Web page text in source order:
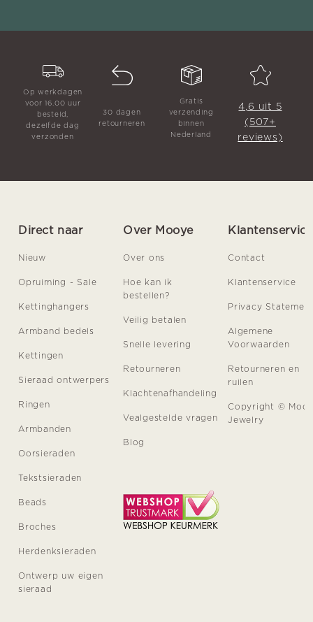
Op werkdagen
voor 16.00 uur
besteld,
dezelfde dag
verzonden
30 dagen
retourneren
Gratis
verzending
binnen
Nederland
4,6 uit 5
(507+
reviews)
Direct naar
Nieuw
Opruiming - Sale
Kettinghangers
Armband bedels
Kettingen
Sieraad ontwerpers
Ringen
Armbanden
Oorsieraden
Tekstsieraden
Beads
Broches
Herdenksieraden
Ontwerp uw eigen
sieraad
Over Mooye
Over ons
Hoe kan ik
bestellen?
Veilig betalen
Snelle levering
Retourneren
Klachtenafhandeling
Vealgestelde vragen
Blog
Klantenservice
Contact
Klantenservice
Privacy
Algemene
Voorwaarden
Retourneren en
ruilen
Copyright ©
Jewelry